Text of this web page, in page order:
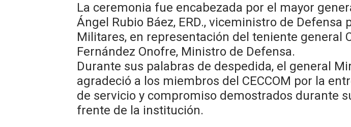
La ceremonia fue encabezada por el mayor
Ángel Rubio Báez, ERD., viceministro de Defensa
Militares, en representación del teniente general
Fernández Onofre, Ministro de Defensa.
Durante sus palabras de despedida, el general
agradeció a los miembros del CECCOM por la
de servicio y compromiso demostrados durante
frente de la institución.